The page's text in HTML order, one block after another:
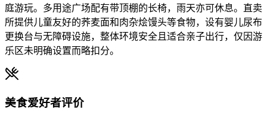
庭游玩。多用途广场配有带顶棚的长椅，雨天亦可休息。直卖
所提供儿童友好的荞麦面和肉杂烩馒头等食物，设有婴儿尿布
更换台与无障碍设施，整体环境安全且适合亲子出行，仅因游
乐区未明确设置而略扣分。
美食爱好者评价